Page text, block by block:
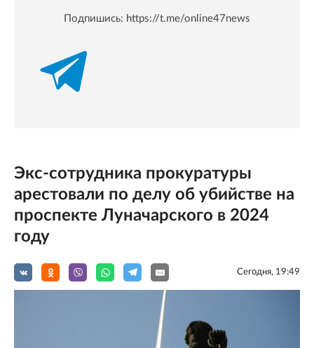
Подпишись: https://t.me/online47news
Экс-сотрудника прокуратуры
арестовали по делу об убийстве на
проспекте Луначарского в 2024
году
Сегодня, 19:49